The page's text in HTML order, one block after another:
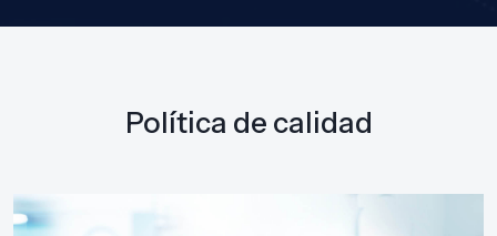
Política de calidad